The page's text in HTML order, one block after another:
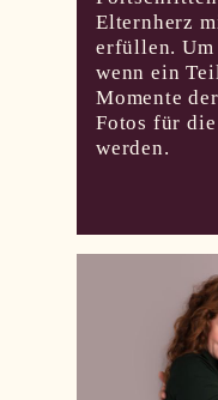
Elternherz
erfüllen.
wenn ein
Momente
Fotos für
werden.